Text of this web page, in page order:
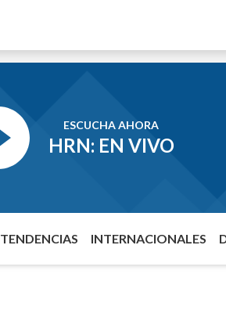
ESCUCHA AHORA
HRN: EN VIVO
TENDENCIAS INTERNACIONALES